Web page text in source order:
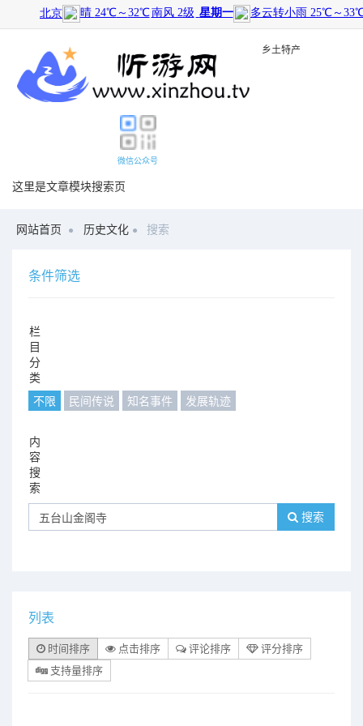
旅游景点 乡土特产
微信公众号
这里是文章模块搜索页
网站首页 历史文化 搜索
条件筛选
栏
目
分
类
不限
民间传说 知名事件 发展轨迹
内
容
搜
索
搜索
列表
时间排序 点击排序 评论排序
评分排序
支持量排序